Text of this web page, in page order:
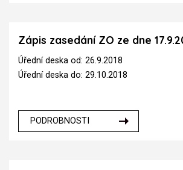
Zápis zasedání ZO ze dne
Úřední deska od: 26.9.2018
Úřední deska do: 29.10.2018
PODROBNOSTI